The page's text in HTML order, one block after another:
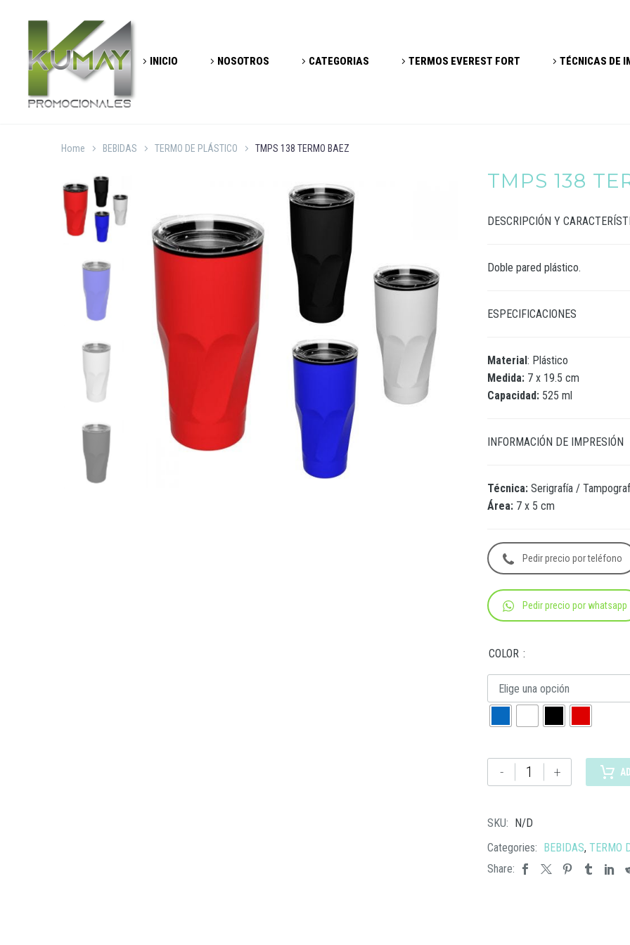
INICIO NOSOTROS CATEGORIAS TERMOS EVEREST FORT TÉCNICAS DE
Home BEBIDAS TERMO DE PLÁSTICO TMPS 138 TERMO BAEZ
TMPS 138
DESCRIPCIÓN Y
Doble pared plástico.
ESPECIFICACIONES
Material: Plástico
Medida: 7 x 19.5 cm
Capacidad: 525 ml
INFORMACIÓN DE IMPRESIÓN
Técnica: Serigrafía /
Área: 7 x 5 cm
Pedir precio por teléfono
Pedir precio por whatsapp
COLOR
Elige una opción
-
TMPS
138
BAEZ
+
SKU: N/D
Categories: BEBIDAS, TERMO
Share: